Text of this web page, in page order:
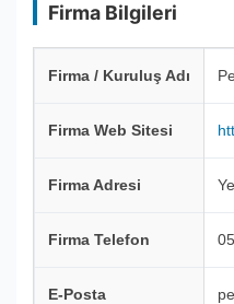
Firma Bilgileri
Firma / Kuruluş Adı
Firma Web Sitesi
Firma Adresi
Firma Telefon
E-Posta